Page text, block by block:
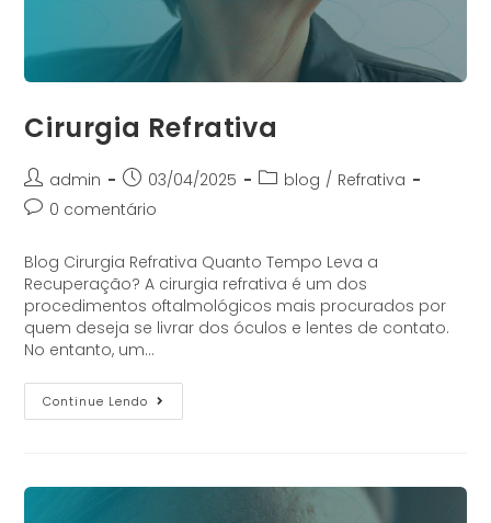
Cirurgia Refrativa
admin 03/04/2025 blog / Refrativa
0 comentário
Blog Cirurgia Refrativa Quanto Tempo Leva a
Recuperação? A cirurgia refrativa é um dos
procedimentos oftalmológicos mais procurados por
quem deseja se livrar dos óculos e lentes de contato.
No entanto, um…
Continue Lendo